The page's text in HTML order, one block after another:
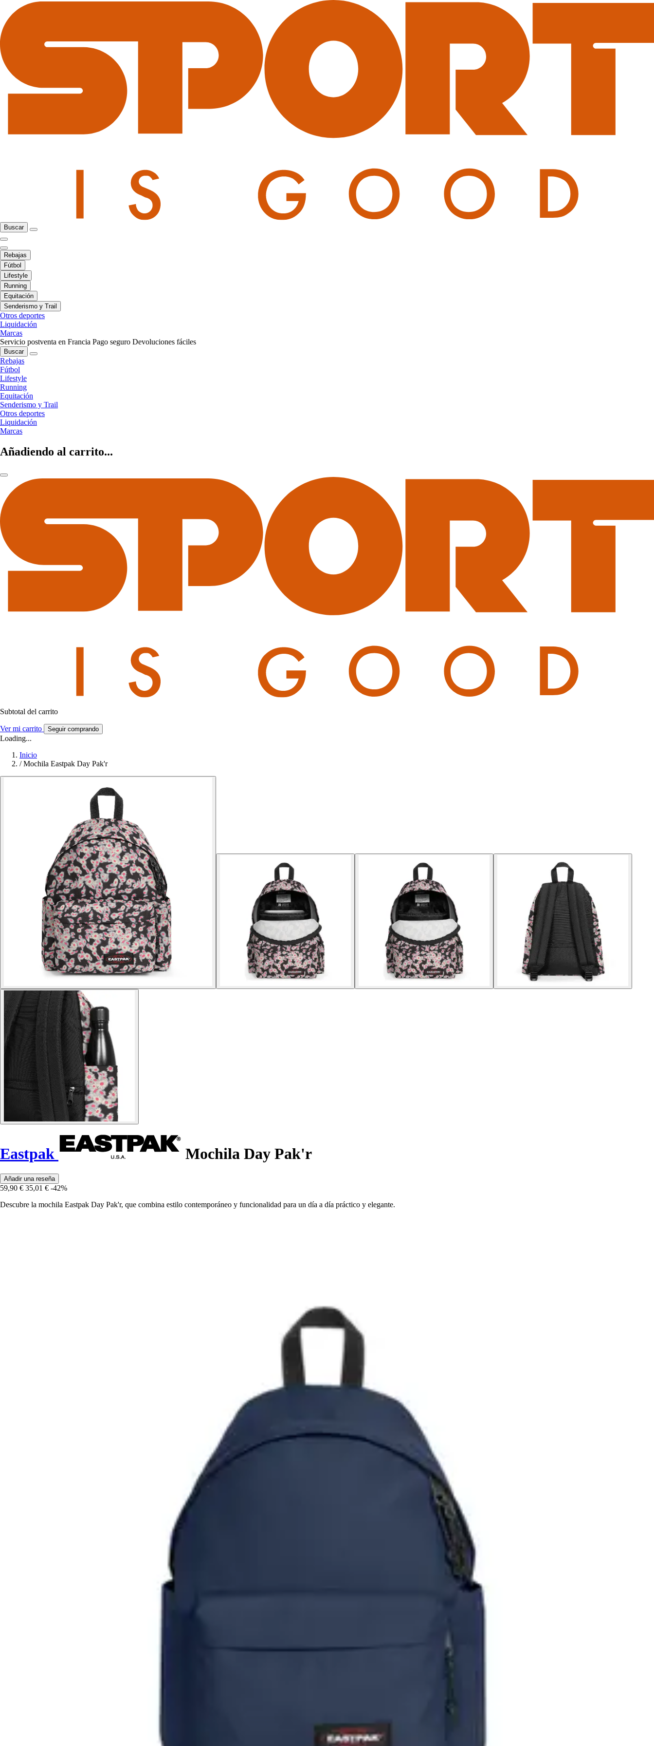
Buscar
Rebajas
Fútbol
Lifestyle
Running
Equitación
Senderismo y Trail
Otros deportes
Liquidación
Marcas
Servicio postventa en Francia Pago seguro Devoluciones fáciles
Buscar
Rebajas
Fútbol
Lifestyle
Running
Equitación
Senderismo y Trail
Otros deportes
Liquidación
Marcas
Añadiendo al carrito...
Subtotal del carrito
Ver mi carrito Seguir comprando
Loading...
Inicio
/ Mochila Eastpak Day Pak'r
Eastpak Mochila Day Pak'r
Añadir una reseña
59,90 € 35,01 € -42%
Descubre la mochila Eastpak Day Pak'r, que combina estilo contemporáneo y funcionalidad para un día a día práctico y elegante.